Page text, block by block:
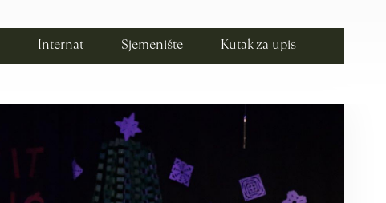
Internat Sjemenište Kutak za upis